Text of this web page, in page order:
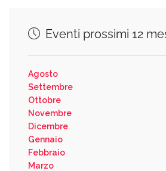
Eventi prossimi 12
Agosto
Settembre
Ottobre
Novembre
Dicembre
Gennaio
Febbraio
Marzo